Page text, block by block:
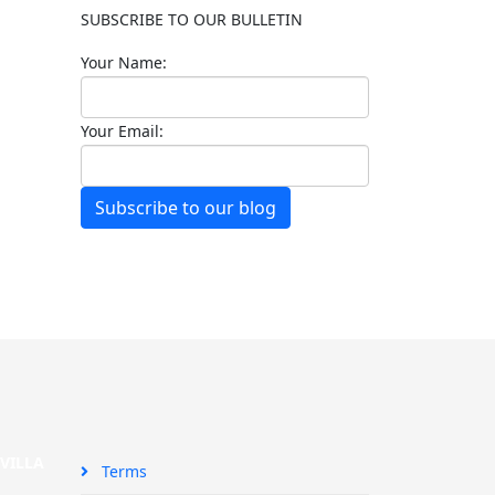
SUBSCRIBE TO OUR BULLETIN
Your Name:
Your Email:
Subscribe to our blog
Terms